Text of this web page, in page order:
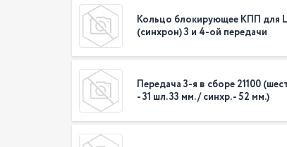
Кольцо блокирующее КПП для
(синхрон) 3 и 4-ой передачи
Передача 3-я в сборе 21100
- 31 шл. 33 мм. / синхр. - 52 мм.)